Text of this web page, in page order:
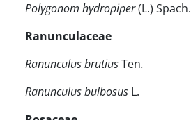
Polygonom hydropiper(L.) Spach.
Ranunculaceae
RanunculusbrutiusTen.
Ranunculus bulbosus L.